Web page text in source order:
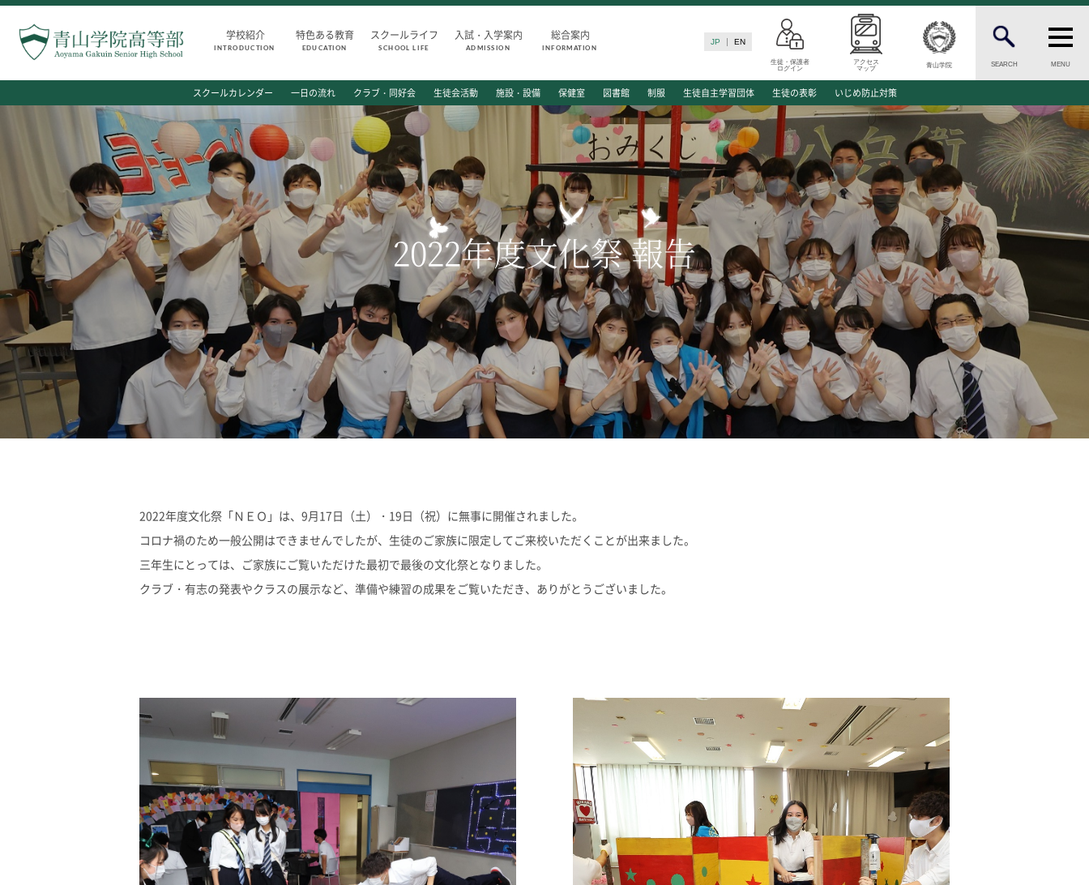
学校紹介
INTRODUCTION
特色ある教育
EDUCATION
スクールライフ
SCHOOL LIFE
入試・入学案内
ADMISSION
総合案内
INFORMATION
JP EN
生徒・保護者
ログイン
アクセス
マップ
青山学院 SEARCH MENU
教育理念・目標
高等部の歴史
生徒数・教職員数
一貫校の流れ
卒業後の進路
卒業生からのメッセージ
AOYAMA STYLE
特色ある教育
教育課程
教科・学習内容
キリスト教教育
国際交流
平和・共生学習
高大連携
SGH活動報告
SCHOOL LIFE
スクールライフ
スクールカレンダー
一日の流れ
クラブ・同好会
生徒会活動
施設・設備
保健室
図書館
制服
生徒自主学習団体
生徒の表彰
いじめ防止対策
ADMISSION
入試・入学案内
入試日程・出願資格
入試要項・出願書類
学校説明会
公開行事の紹介
入学金・学費
入試結果
入学試験問題
海外に住む中学生の方へ
スクールガイド
上級学校訪問
中学校の先生方へ
志願者速報
合格者発表
よくあるご質問
INFORMATION
総合案内
ニュース・トピックス一覧
お問い合わせ
キャンパスマップ
アクセスマップ
緊急・災害時の対応
ご支援をお考えの方へ
同窓会
ENGLISHページ
個人情報保護への取り組み
このサイトについて
採用情報
地の塩、世の光（スクール・モットー）
スクールカレンダー 一日の流れ クラブ・同好会 生徒会活動 施設・設備 保健室 図書館 制服 生徒自主学習団体 生徒の表彰 いじめ防止対策
2022年度文化祭 報告
2022年度文化祭「ＮＥＯ」は、9月17日（土）・19日（祝）に無事に開催されました。
コロナ禍のため一般公開はできませんでしたが、生徒のご家族に限定してご来校いただくことが出来ました。
三年生にとっては、ご家族にご覧いただけた最初で最後の文化祭となりました。
クラブ・有志の発表やクラスの展示など、準備や練習の成果をご覧いただき、ありがとうございました。